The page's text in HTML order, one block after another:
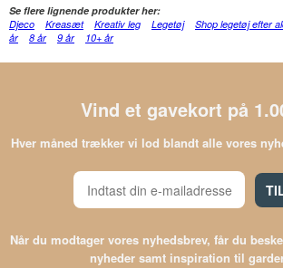
Se flere lignende produkter her:
Djeco
Kreasæt Kreativ leg Legetøj Shop legetøj efter
år
8 år 9 år 10+ år
Vind et gavekort på
Hver måned trækker vi lod blandt alle vores
Når du modtager vores nyhedsbrev, får du
nyheder samt inspiration til